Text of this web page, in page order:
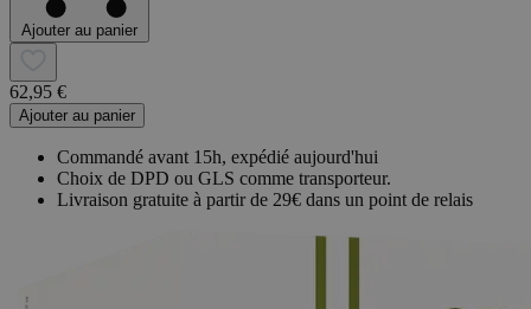
Ajouter au panier
62,95 €
Ajouter au panier
Commandé avant 15h, expédié aujourd'hui
Choix de DPD ou GLS comme transporteur.
Livraison gratuite à partir de 29€ dans un point de relais